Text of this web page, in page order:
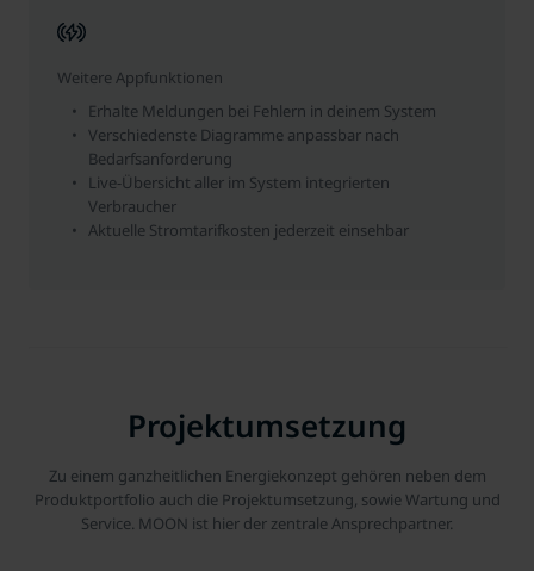
Weitere Appfunktionen
Erhalte Meldungen bei Fehlern in deinem System
Verschiedenste Diagramme anpassbar nach
Bedarfsanforderung
Live-Übersicht aller im System integrierten
Verbraucher
Aktuelle Stromtarifkosten jederzeit einsehbar
Projektumsetzung
Zu einem ganzheitlichen Energiekonzept gehören neben dem
Produktportfolio auch die Projektumsetzung, sowie Wartung und
Service. MOON ist hier der zentrale Ansprechpartner.